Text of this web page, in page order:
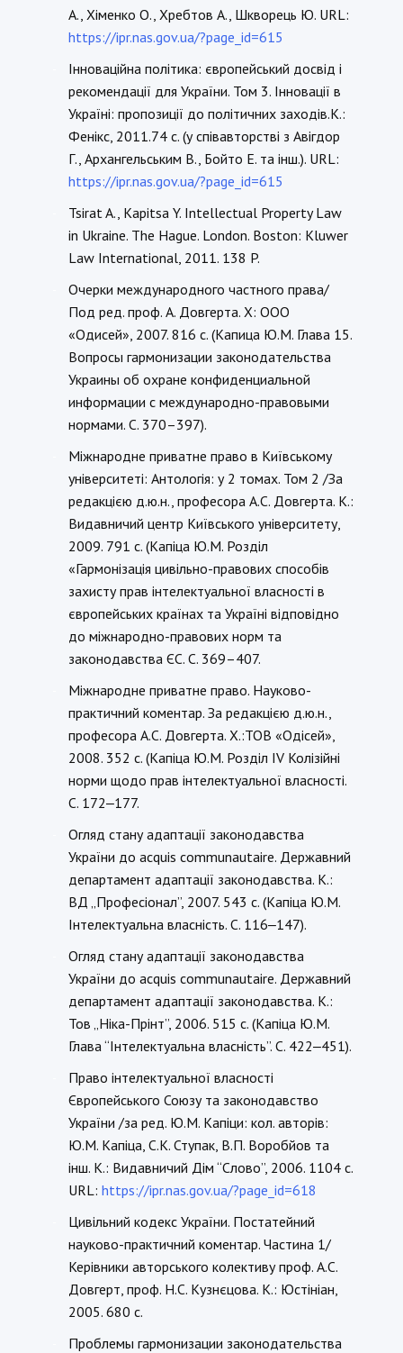
А., Хіменко О., Хребтов А., Шкворець Ю. URL:
https://ipr.nas.gov.ua/?page_id=615
Інноваційна політика: європейський досвід і
рекомендації для України. Том 3. Інновації в
Україні: пропозиції до політичних заходів.К.:
Фенікс, 2011.74 с. (у співавторстві з Авігдор
Г., Архангельським В., Бойто Е. та інш.). URL:
https://ipr.nas.gov.ua/?page_id=615
Tsirat A., Kapitsa Y. Intellectual Property Law
in Ukraine. The Hague. London. Boston: Kluwer
Law International, 2011. 138 P.
Очерки международного частного права/
Под ред. проф. А. Довгерта. Х: ООО
«Одисей», 2007. 816 с. (Капица Ю.М. Глава 15.
Вопросы гармонизации законодательства
Украины об охране конфиденциальной
информации с международно-правовыми
нормами. С. 370–397).
Міжнародне приватне право в Київському
університеті: Антологія: у 2 томах. Том 2 /За
редакцією д.ю.н., професора А.С. Довгерта. К.:
Видавничий центр Київського університету,
2009. 791 с. (Капіца Ю.М. Розділ
«Гармонізація цивільно-правових способів
захисту прав інтелектуальної власності в
європейських країнах та Україні відповідно
до міжнародно-правових норм та
законодавства ЄС. С. 369–407.
Міжнародне приватне право. Науково-
практичний коментар. За редакцією д.ю.н.,
професора А.С. Довгерта. Х.:ТОВ «Одісей»,
2008. 352 с. (Капіца Ю.М. Розділ IV Колізійні
норми щодо прав інтелектуальної власності.
С. 172‒177.
Огляд стану адаптації законодавства
України до acquis communautaire. Державний
департамент адаптації законодавства. К.:
ВД „Професіонал”, 2007. 543 с. (Капіца Ю.М.
Інтелектуальна власність. С. 116‒147).
Огляд стану адаптації законодавства
України до acquis communautaire. Державний
департамент адаптації законодавства. К.:
Тов „Ніка-Прінт”, 2006. 515 с. (Капіца Ю.М.
Глава “Інтелектуальна власність”. С. 422‒451).
Право інтелектуальної власності
Європейського Союзу та законодавство
України /за ред. Ю.М. Капіци: кол. авторів:
Ю.М. Капіца, С.К. Ступак, В.П. Воробйов та
інш. К.: Видавничий Дім “Слово”, 2006. 1104 с.
URL:https://ipr.nas.gov.ua/?page_id=618
Цивільний кодекс України. Постатейний
науково-практичний коментар. Частина 1/
Керівники авторського колективу проф. А.С.
Довгерт, проф. Н.С. Кузнєцова. К.: Юстініан,
2005. 680 с.
Проблемы гармонизации законодательства